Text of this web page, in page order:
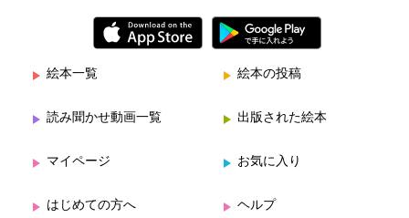
絵本一覧 絵本の投稿
読み聞かせ動画一覧 出版された絵本
マイページ お気に入り
はじめての方へ ヘルプ